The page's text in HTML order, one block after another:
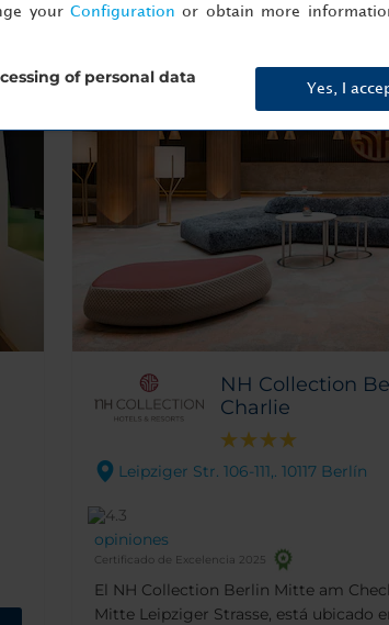
NH Collection
Charlie
Leipziger Str. 106-111,. 10117 Berlín
opiniones
Certificado de Excelencia 2025
El NH Collection Berlin Mitte am
Mitte Leipziger Strasse, está ubicado
your Configuration or obtain more
of personal data
Yes, I